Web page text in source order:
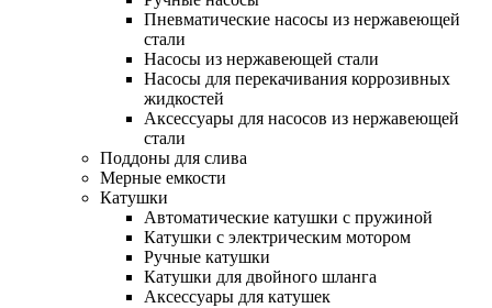
Пневматические насосы из нержавеющей
стали
Насосы из нержавеющей стали
Насосы для перекачивания коррозивных
жидкостей
Аксессуары для насосов из нержавеющей
стали
Поддоны для слива
Мерные емкости
Катушки
Автоматические катушки с пружиной
Катушки с электрическим мотором
Ручные катушки
Катушки для двойного шланга
Аксессуары для катушек